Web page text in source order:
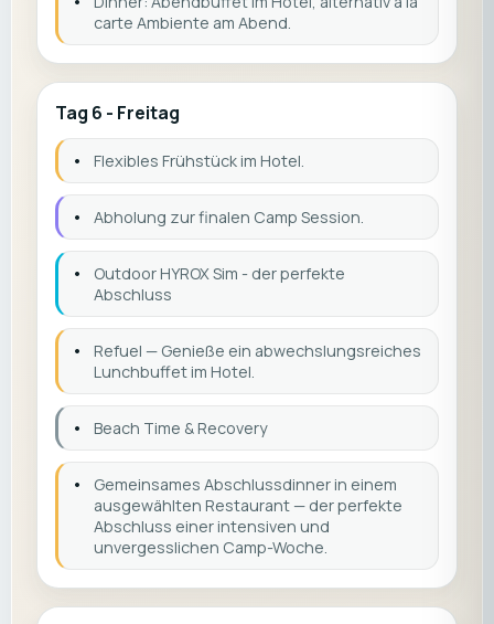
carte Ambiente am Abend.
Tag 6 - Freitag
• Flexibles Frühstück im Hotel.
• Abholung zur finalen Camp Session.
•
Outdoor HYROX Sim - der perfekte
Abschluss
•
Refuel — Genieße ein abwechslungsreiches
Lunchbuffet im Hotel.
• Beach Time & Recovery
•
Gemeinsames Abschlussdinner in einem
ausgewählten Restaurant — der perfekte
Abschluss einer intensiven und
unvergesslichen Camp-Woche.